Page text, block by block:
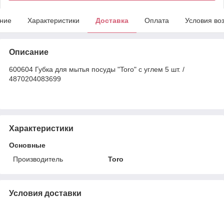
Характеристики Доставка Оплата Условия
Описание
600604 Губка для мытья посуды "Toro" с углем 5 шт. /
4870204083699
Характеристики
Основные
Производитель
Toro
Условия доставки